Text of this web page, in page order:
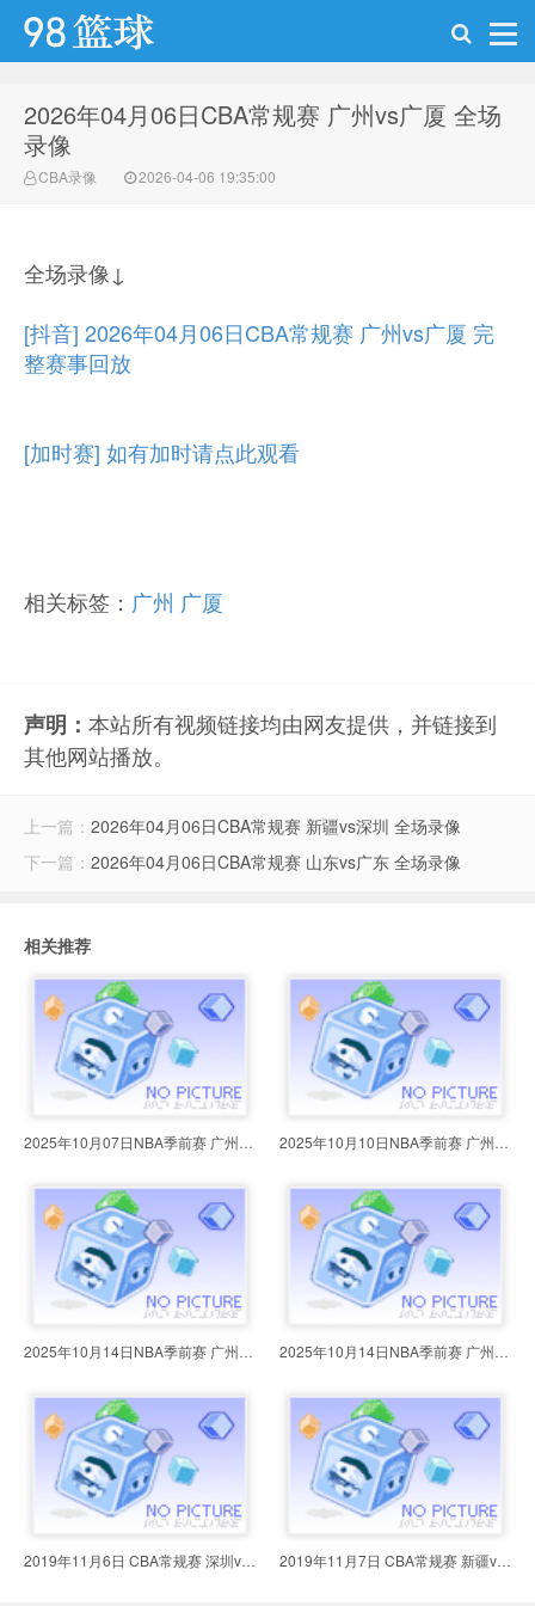
98篮球网
2026年04月06日CBA常规赛 广州vs广厦 全场
录像
CBA录像 2026-04-06 19:35:00
全场录像↓
[抖音] 2026年04月06日CBA常规赛 广州vs广厦 完
整赛事回放
[加时赛] 如有加时请点此观看
相关标签： 广州 广厦
声明： 本站所有视频链接均由网友提供，并链接到
其他网站播放。
上一篇： 2026年04月06日CBA常规赛 新疆vs深圳 全场录像
下一篇： 2026年04月06日CBA常规赛 山东vs广东 全场录像
相关推荐
2025年10月07日NBA季前赛 广州vs马 2025年10月10日NBA季前赛 广州vs快
2025年10月14日NBA季前赛 广州vs森 2025年10月14日NBA季前赛 广州vs森
2019年11月6日 CBA常规赛 深圳vs广 2019年11月7日 CBA常规赛 新疆vs广